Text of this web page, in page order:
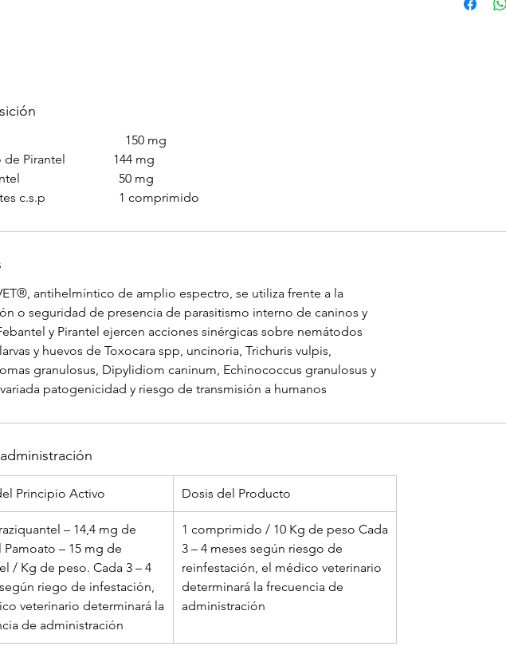
150 mg
de Pirantel 144 mg
50 mg
c.s.p 1 comprimido
antihelmíntico de amplio espectro, se utiliza frente a la
o seguridad de presencia de parasitismo interno de caninos y
y Pirantel ejercen acciones sinérgicas sobre nemátodos
y huevos de Toxocara spp, uncinoria, Trichuris vulpis,
granulosus, Dipylidiom caninum, Echinococcus granulosus y
patogenicidad y riesgo de transmisión a humanos
Principio Activo Dosis del Producto
– 14,4 mg de
Pamoato – 15 mg de
/ Kg de peso. Cada 3 – 4
riego de infestación,
veterinario determinará la
de administración
1 comprimido / 10 Kg de peso Cada
3 – 4 meses según riesgo de
reinfestación, el médico veterinario
determinará la frecuencia de
administración